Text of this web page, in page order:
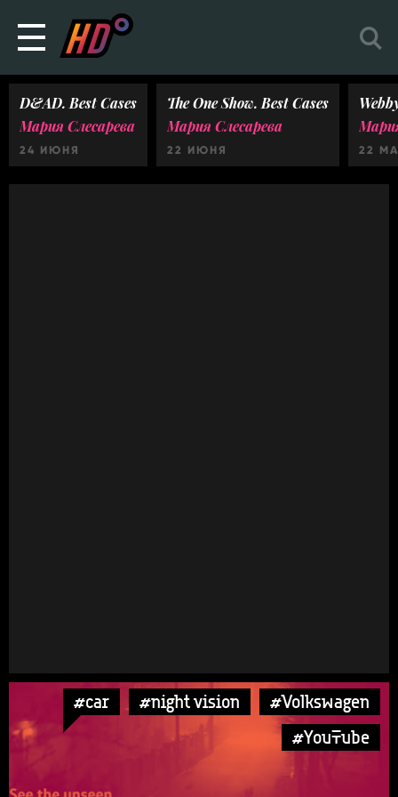
D&AD. Best Cases
Мария Слесарева
24 ИЮНЯ
The One Show. Best Cases
Мария Слесарева
22 ИЮНЯ 22
#car #night vision
#Volkswagen
#YouTube